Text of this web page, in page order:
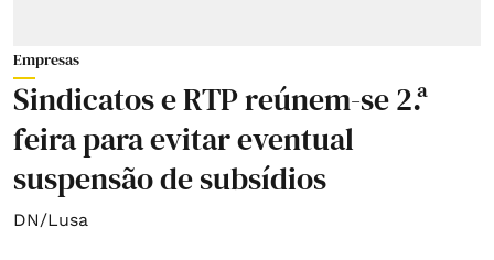
Empresas
Sindicatos e RTP reúnem-se 2.ª
feira para evitar eventual
suspensão de subsídios
DN/Lusa